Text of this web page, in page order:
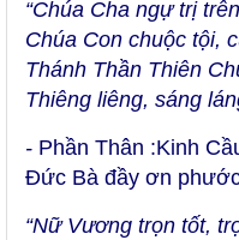
“Chúa Cha ngự trị
Chúa Con chuộc tội,
Thánh Thần Thiên
Thiêng liêng, sáng
- Phần Thân :Kinh
Đức Bà đầy ơn
“Nữ Vương trọn tốt,